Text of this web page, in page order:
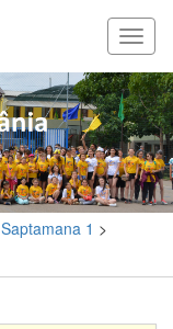
Saptamana 1 >